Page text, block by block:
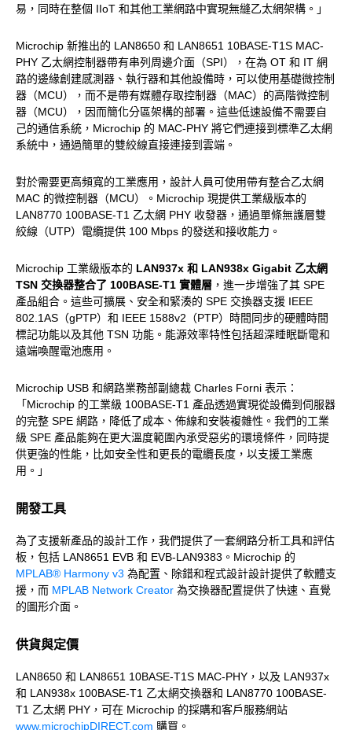
易，同時在整個 IIoT 和其他工業網路中實現無縫乙太網架構。」
Microchip 新推出的 LAN8650 和 LAN8651 10BASE-T1S MAC-
PHY 乙太網控制器帶有串列周邊介面（SPI），在為 OT 和 IT 網
路的邊緣創建感測器、執行器和其他設備時，可以使用基礎微控制
器（MCU），而不是帶有媒體存取控制器（MAC）的高階微控制
器（MCU），因而簡化分區架構的部署。這些低速設備不需要自
己的通信系統，Microchip 的 MAC-PHY 將它們連接到標準乙太網
系統中，通過簡單的雙絞線直接連接到雲端。
對於需要更高頻寬的工業應用，設計人員可使用帶有整合乙太網
MAC 的微控制器（MCU）。Microchip 現提供工業級版本的
LAN8770 100BASE-T1 乙太網 PHY 收發器，通過單條無護層雙
絞線（UTP）電纜提供 100 Mbps 的發送和接收能力。
Microchip 工業級版本的 LAN937x 和 LAN938x Gigabit 乙太網
TSN 交換器整合了 100BASE-T1 實體層 ，進一步增強了其 SPE
產品組合。這些可擴展、安全和緊湊的 SPE 交換器支援 IEEE
802.1AS（gPTP）和 IEEE 1588v2（PTP）時間同步的硬體時間
標記功能以及其他 TSN 功能。能源效率特性包括超深睡眠斷電和
遠端喚醒電池應用。
Microchip USB 和網路業務部副總裁 Charles Forni 表示：
「Microchip 的工業級 100BASE-T1 產品透過實現從設備到伺服器
的完整 SPE 網路，降低了成本、佈線和安裝複雜性。我們的工業
級 SPE 產品能夠在更大溫度範圍內承受惡劣的環境條件，同時提
供更強的性能，比如安全性和更長的電纜長度，以支援工業應
用。」
開發工具
為了支援新產品的設計工作，我們提供了一套網路分析工具和評估
板，包括 LAN8651 EVB 和 EVB-LAN9383。Microchip 的
MPLAB® Harmony v3 為配置、除錯和程式設計設計提供了軟體支
援，而 MPLAB Network Creator 為交換器配置提供了快速、直覺
的圖形介面。
供貨與定價
LAN8650 和 LAN8651 10BASE-T1S MAC-PHY，以及 LAN937x
和 LAN938x 100BASE-T1 乙太網交換器和 LAN8770 100BASE-
T1 乙太網 PHY，可在 Microchip 的採購和客戶服務網站
www.microchipDIRECT.com 購買。